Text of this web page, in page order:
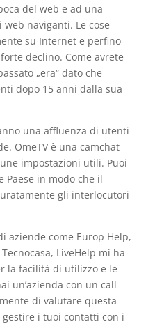
del web e ad una
naviganti. Le cose
su Internet e perfino
declino. Come avrete
„era“ dato che
dopo 15 anni dalla sua
una affluenza di utenti
OmeTV è una camchat
impostazioni utili. Puoi
Paese in modo che il
gli interlocutori
aziende come Europ Help,
LiveHelp mi ha
la facilità di utilizzo e le
un’azienda con un call
di valutare questa
i tuoi contatti con i